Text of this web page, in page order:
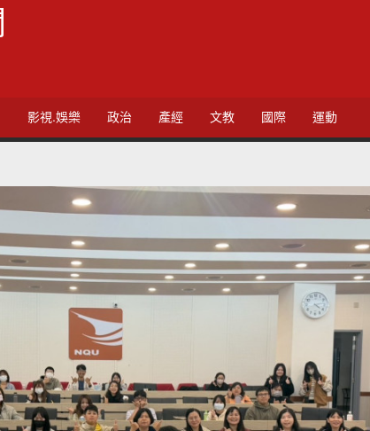
影視.娛樂 政治 產經 文教 國際 運動